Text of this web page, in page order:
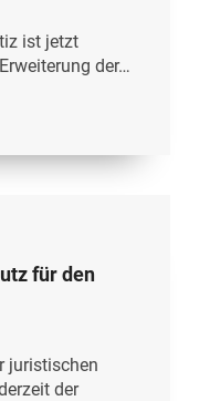
ist jetzt
der…
für den
juristischen
der